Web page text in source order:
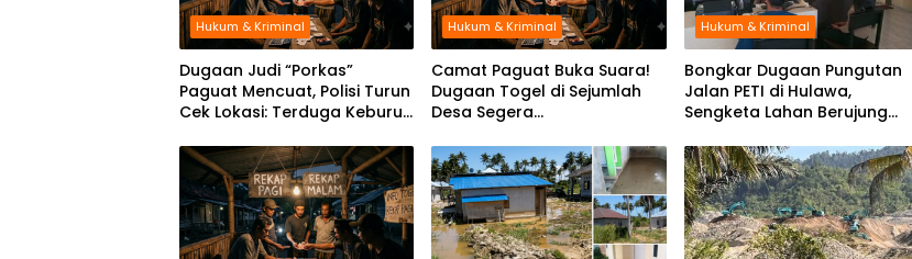
Hukum & Kriminal
Dugaan Judi “Porkas”
Paguat Mencuat, Polisi Turun
Cek Lokasi: Terduga Keburu
Hukum & Kriminal
Camat Paguat Buka Suara!
Dugaan Togel di Sejumlah
Desa Segera
Hukum & Kriminal
Bongkar Dugaan Pungutan
Jalan PETI di Hulawa,
Sengketa Lahan Berujung